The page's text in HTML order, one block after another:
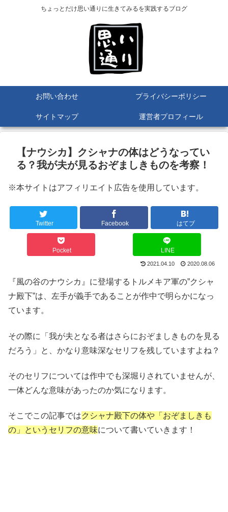
ちょっとだけ思い通りに生きてみるを実践するブログ
お問い合わせ プライバシーポリシー
サイトマップ 運営者プロフィール
【ナウシカ】クシャナの体はどうなってい
る？我が夫が見るおぞましきものを考察！
※本サイトはアフィリエイト広告を使用しています。
Twitter Facebook はてブ
Pocket LINE
2021.04.10 2020.08.06
『風の谷のナウシカ』に登場するトルメキア軍の”クシャ
ナ殿下”は、左手が義手であることが作中で明らかになっ
ています。
その際に「我が夫となる者はさらにおぞましきものを見る
だろう」と、かなり意味深なセリフを残していますよね？
そのセリフについては作中でも深堀りされていませんが、
一体どんな意味があったのか気になります。
そこでこの記事ではクシャナ殿下の体や「おぞましきも
の」というセリフの意味について書いていきます！